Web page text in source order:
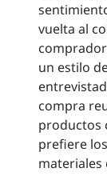
vuelta al
un estilo
compra
productos
prefiere
materiales